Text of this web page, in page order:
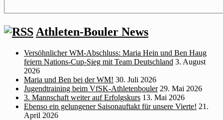
Athleten-Bouler News
Versöhnlicher WM‑Abschluss: Maria Hein und Ben Haug
feiern Nations‑Cup‑Sieg mit Team Deutschland 3. August
2026
Maria und Ben bei der WM! 30. Juli 2026
Jugendtraining beim VfSK-Athletenbouler 29. Mai 2026
3. Mannschaft weiter auf Erfolgskurs 13. Mai 2026
Ebenso ein gelungener Saisonauftakt für unsere Vierte! 21.
April 2026